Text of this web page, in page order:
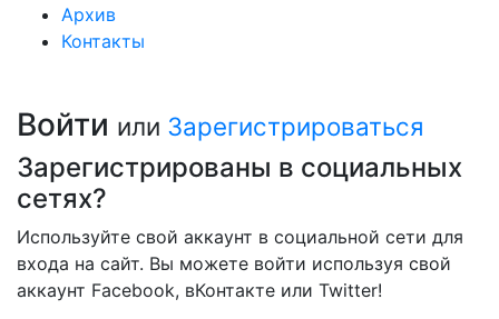
Архив
Контакты
Войти или Зарегистрироваться
Зарегистрированы в социальных
сетях?
Используйте свой аккаунт в социальной сети для
входа на сайт. Вы можете войти используя свой
аккаунт Facebook, вКонтакте или Twitter!